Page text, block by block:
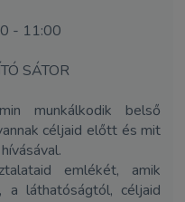
- 11:00
SÁTOR
munkálkodik belső
céljaid előtt és mit
emlékét, amik
láthatóságtól, céljaid